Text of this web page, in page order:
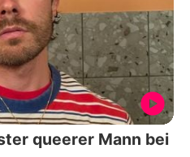
queerer Mann bei